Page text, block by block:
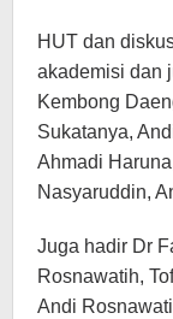
HUT dan
akademisi dan
Kembong
Sukatanya,
Ahmadi
Nasyaruddin,
Juga hadir Dr
Rosnawatih,
Andi